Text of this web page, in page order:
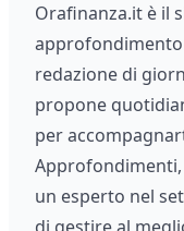
Orafinanza.it è il
approfondimento
redazione di
propone
per
un esperto nel